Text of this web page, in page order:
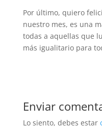
Por último, quiero
nuestro mes, es una
todas a aquellas que
más igualitario para
Enviar
Lo siento, debes estar